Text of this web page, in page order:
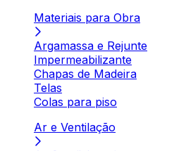
Materiais para Obra
Argamassa e Rejunte
Impermeabilizante
Chapas de Madeira
Telas
Colas para piso
Ar e Ventilação